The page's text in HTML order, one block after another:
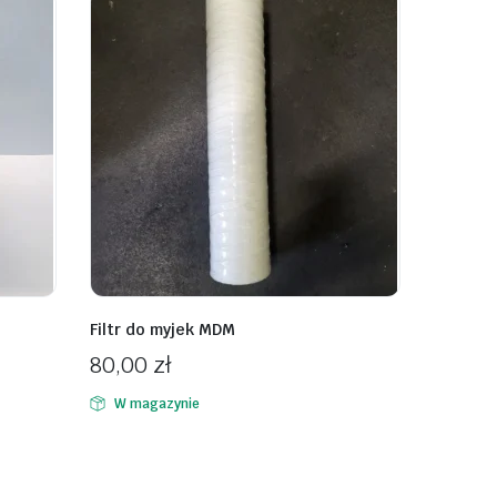
Filtr do myjek MDM
80,00 zł
W magazynie